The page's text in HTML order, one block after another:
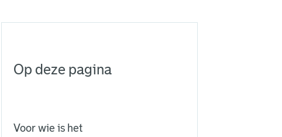
Op deze pagina
Voor wie is het